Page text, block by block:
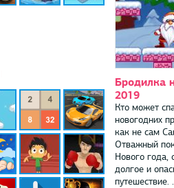
Бродилка
2019
Кто может
новогодних
как не сам
Отважный
Нового года,
долгое и
путешествие.